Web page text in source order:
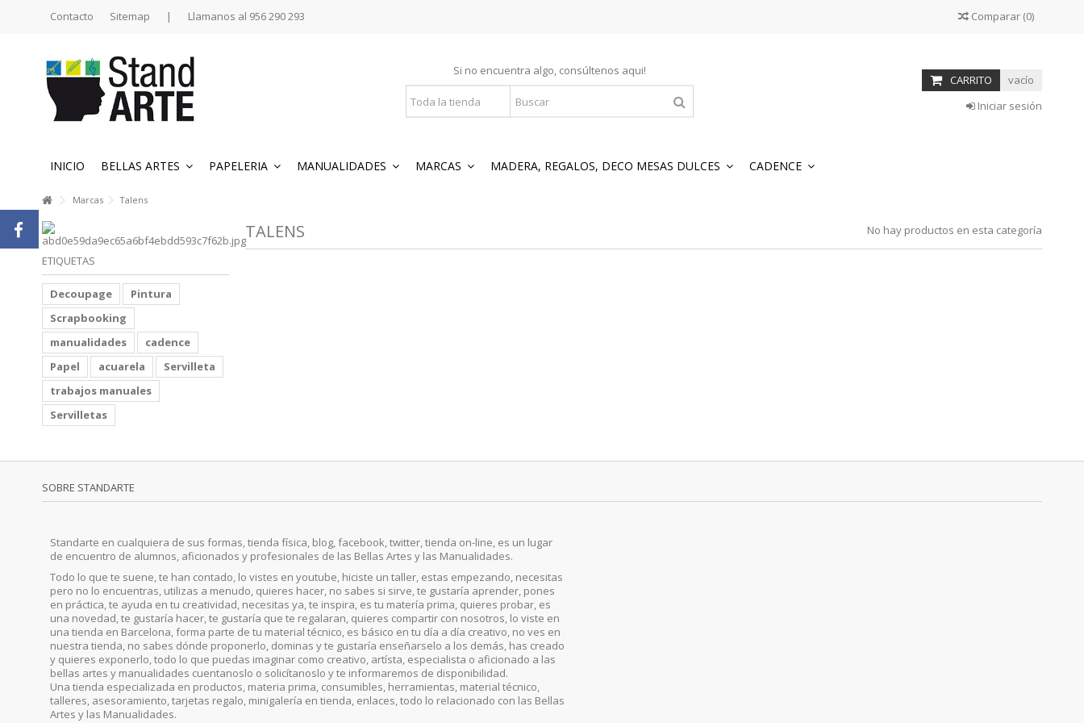
Contacto Sitemap | Llamanos al 956 290 293 Comparar (0)
Si no encuentra algo, consúltenos aqui!
CARRITO
vacío
Iniciar sesión
INICIO BELLAS ARTES PAPELERIA MANUALIDADES MARCAS MADERA, REGALOS, DECO MESAS DULCES CADENCE
Marcas Talens
TALENS No hay productos en esta categoría
ETIQUETAS
Decoupage
Pintura
Scrapbooking
manualidades
cadence
Papel
acuarela
Servilleta
trabajos manuales
Servilletas
SOBRE STANDARTE
Standarte en cualquiera de sus formas, tienda física, blog, facebook, twitter, tienda on-line, es un lugar
de encuentro de alumnos, aficionados y profesionales de las Bellas Artes y las Manualidades.
Todo lo que te suene, te han contado, lo vistes en youtube, hiciste un taller, estas empezando, necesitas
pero no lo encuentras, utilizas a menudo, quieres hacer, no sabes si sirve, te gustaría aprender, pones
en práctica, te ayuda en tu creatividad, necesitas ya, te inspira, es tu matería prima, quieres probar, es
una novedad, te gustaría hacer, te gustaría que te regalaran, quieres compartir con nosotros, lo viste en
una tienda en Barcelona, forma parte de tu material técnico, es básico en tu día a día creativo, no ves en
nuestra tienda, no sabes dónde proponerlo, dominas y te gustaría enseñarselo a los demás, has creado
y quieres exponerlo, todo lo que puedas imaginar como creativo, artísta, especialista o aficionado a las
bellas artes y manualidades cuentanoslo o solicítanoslo y te informaremos de disponibilidad.
Una tienda especializada en productos, materia prima, consumibles, herramientas, material técnico,
talleres, asesoramiento, tarjetas regalo, minigalería en tienda, enlaces, todo lo relacionado con las Bellas
Artes y las Manualidades.